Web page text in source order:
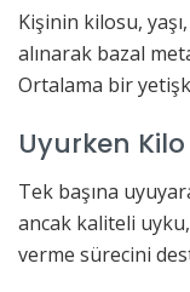
Kişinin kilosu,
alınarak bazal
Ortalama bir
Uyurken
Tek başına
ancak kaliteli
verme sürecini